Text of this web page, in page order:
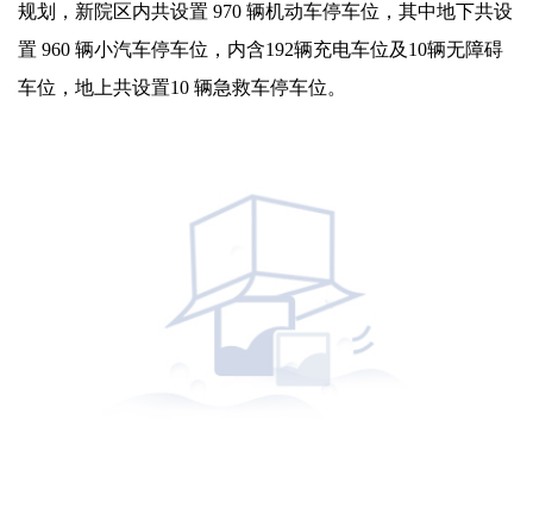
规划，新院区内共设置 970 辆机动车停车位，其中地下共设
置 960 辆小汽车停车位，内含192辆充电车位及10辆无障碍
车位，地上共设置10 辆急救车停车位。